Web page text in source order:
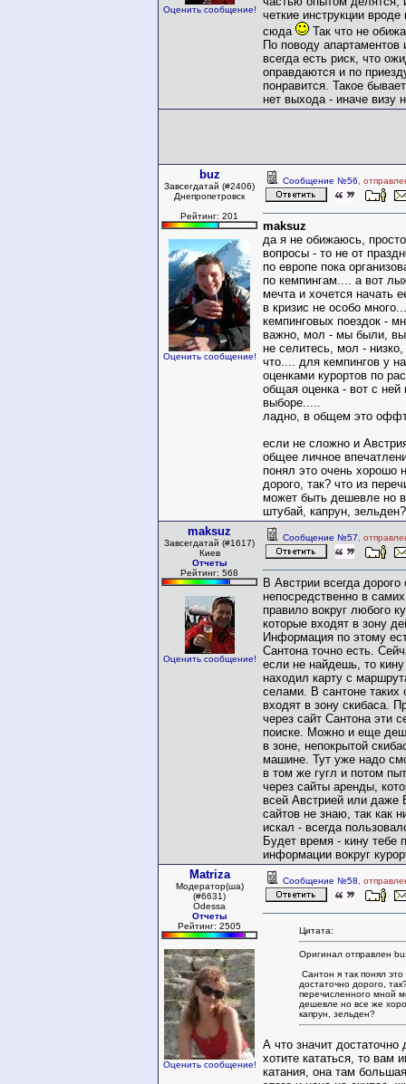
Оценить сообщение!
четкие инструкции
сюда
Так что не
По поводу апартаментов
всегда есть риск, что
оправдаются и по
понравится. Такое
нет выхода - иначе визу
buz
Завсегдатай (#2406)
Днепропетровск
Рейтинг: 201
Оценить сообщение!
Сообщение №56 ,
maksuz
да я не обижаюсь,
вопросы - то не от
по европе пока
по кемпингам.... а вот
мечта и хочется начать
в кризис не особо
кемпинговых поездок -
важно, мол - мы были, вы
не селитесь, мол -
что.... для кемпингов у
оценками курортов по
общая оценка - вот с
выборе.....
ладно, в общем это
если не сложно и
общее личное
понял это очень хорошо
дорого, так? что из
может быть дешевле но
штубай, капрун, зельден?
maksuz
Завсегдатай (#1617)
Киев
Отчеты
Рейтинг: 568
Оценить сообщение!
Сообщение №57 ,
В Австрии всегда дорого
непосредственно в
правило вокруг любого
которые входят в зону
Информация по этому
Сантона точно есть.
если не найдешь, то
находил карту с
селами. В сантоне таких
входят в зону скибаса.
через сайт Сантона эти
поиске. Можно и еще
в зоне, непокрытой
машине. Тут уже надо
в том же гугл и потом
через сайты аренды,
всей Австрией или даже
сайтов не знаю, так как
искал - всегда
Будет время - кину тебе
информации вокруг
Matriza
Модератор(ша)
(#6631)
Odessa
Отчеты
Рейтинг: 2505
Оценить сообщение!
Сообщение №58 ,
Цитата:
Оригинал отправлен
Сантон я так понял
достаточно дорого,
перечисленного мной
дешевле но все же
капрун, зельден?
А что значит
хотите кататься, то вам
катания, она там